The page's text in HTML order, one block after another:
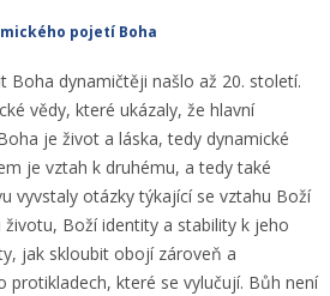
pojetí Boha
Boha dynamičtěji našlo až 20. století.
vědy, které ukázaly, že hlavní
je život a láska, tedy dynamické
je vztah k druhému, a tedy také
vyvstaly otázky týkající se vztahu Boží
Boží identity a stability k jeho
jak skloubit obojí zároveň a
protikladech, které se vylučují. Bůh není